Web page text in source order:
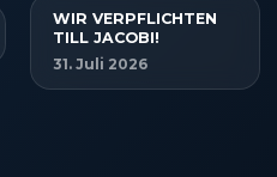
WIR VERPFLICHTEN
TILL JACOBI!
31. Juli 2026